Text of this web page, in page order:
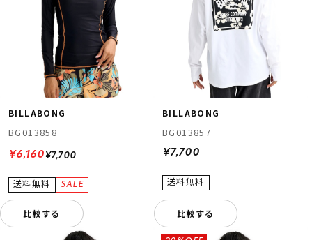
BILLABONG
BG013858
¥7,700
¥6,160
比較する
BILLABONG
BG013857
¥7,700
比較する